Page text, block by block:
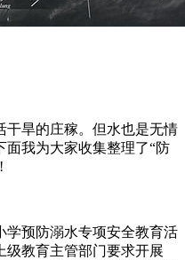
干旱的庄稼。但水也是无情
面我为大家收集整理了“防
学预防溺水专项安全教育活
级教育主管部门要求开展